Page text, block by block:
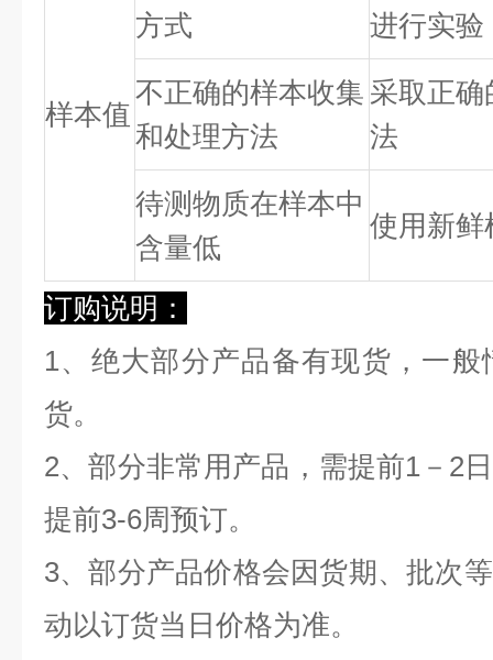
样本值
方式
进行实验
不正确的样本收集
和处理方法
采取正
法
待测物质在样本中
含量低
使用新鲜
订购说明：
1、绝大部分产品备有现货，一
货。
2、部分非常用产品，需提前1－2
提前3-6周预订。
3、部分产品价格会因货期、批次
动以订货当日价格为准。